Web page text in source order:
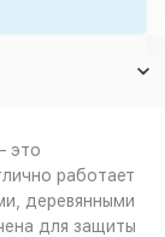
это
работает
деревянными
для защиты